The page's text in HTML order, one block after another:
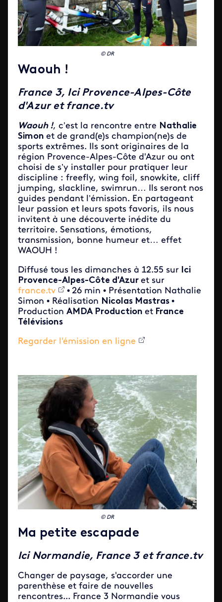
© DR
Waouh !
France 3, Ici Provence-Alpes-Côte
d'Azur et france.tv
Waouh !, c’est la rencontre entre Nathalie
Simon et de grand(e)s champion(ne)s de
sports extrêmes. Ils sont originaires de la
région Provence-Alpes-Côte d'Azur ou ont
choisi de s’y installer pour pratiquer leur
discipline : freefly, wing foil, snowkite, cliff
jumping, slackline, swimrun… Ils seront nos
guides pendant l’émission. En partageant
leur passion et leurs spots favoris, ils nous
invitent à une découverte inédite du
territoire. Sensations, émotions,
transmission, bonne humeur et… effet
WAOUH !
Diffusé tous les dimanches à 12.55 sur Ici
Provence-Alpes-Côte d'Azur et sur
france.tv
• 26 min • Présentation Nathalie
Simon • Réalisation Nicolas Mastras •
Production AMDA Production et France
Télévisions
Regarder l'émission en ligne
© DR
Ma petite escapade
Ici Normandie, France 3 et france.tv
Changer de paysage, s'accorder une
parenthèse et faire de nouvelles
rencontres... France 3 Normandie vous